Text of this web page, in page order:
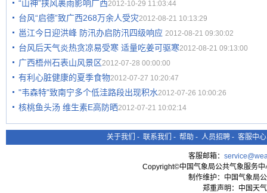
“山神”挟风裹雨影响广西2012-10-29 11:03:44
台风“启德”致广西268万余人受灾2012-08-21 10:13:29
邕江今日迎洪峰 防汛办启防汛四级响应 2012-08-21 09:30:02
台风后天气炎热贪凉易受寒 适量吃姜可驱寒2012-08-21 09:13:00
广西梧州石表山风景区2012-07-28 00:00:00
有利心脏健康的夏季食物2012-07-27 10:20:47
"韦森特"致南宁多个低洼路段出现积水2012-07-26 10:00:26
核桃鱼头汤 维生素E高防晒2012-07-21 10:02:14
关于我们 - 联系我们 - 帮助 - 人员招聘 - 客服中心
客服邮箱：
Copyright©中国气象局公共气象服务
制作维护：中国气象局
郑重声明：中国天